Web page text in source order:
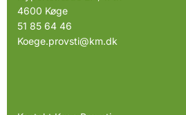
4600 Køge
51 85 64 46
Koege.provsti@km.dk